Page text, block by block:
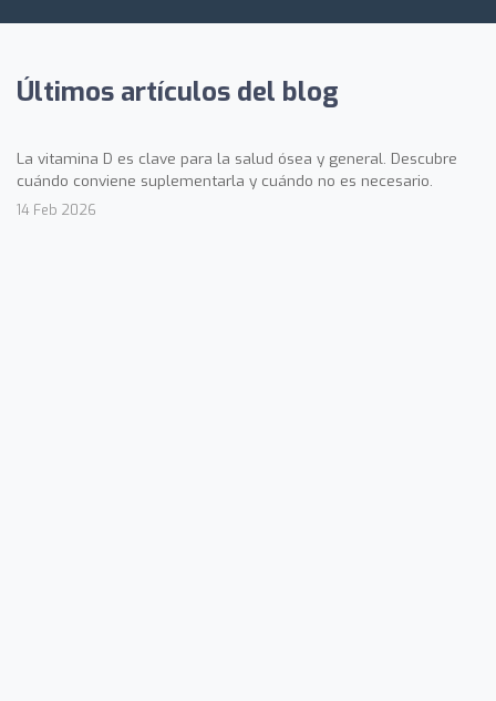
Últimos artículos del blog
La vitamina D es clave para la salud ósea y general. Descubre
cuándo conviene suplementarla y cuándo no es necesario.
14 Feb 2026